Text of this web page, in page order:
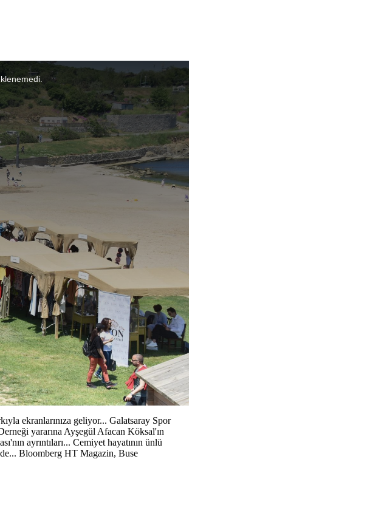
ekranlarınıza geliyor... Galatsaray Spor
yararına Ayşegül Afacan Köksal'ın
ayrıntıları... Cemiyet hayatının ünlü
Bloomberg HT Magazin, Buse